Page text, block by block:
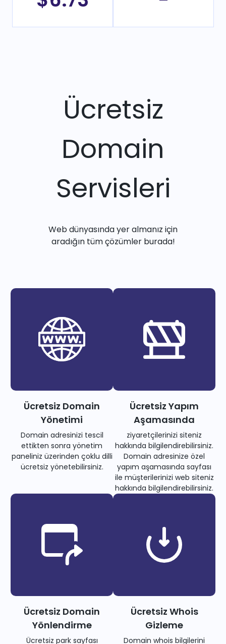
Ücretsiz
Domain
Servisleri
Web dünyasında yer almanız için
aradığın tüm çözümler burada!
Ücretsiz Domain
Yönetimi
Domain adresinizi tescil
ettikten sonra yönetim
paneliniz üzerinden çoklu dilli
ücretsiz yönetebilirsiniz.
Ücretsiz Yapım
Aşamasında
ziyaretçilerinizi siteniz
hakkında bilgilendirebilirsiniz.
Domain adresinize özel
yapım aşamasında sayfası
ile müşterilerinizi web siteniz
hakkında bilgilendirebilirsiniz.
Ücretsiz Domain
Yönlendirme
Ücretsiz park sayfası
Ücretsiz Whois
Gizleme
Domain whois bilgilerini